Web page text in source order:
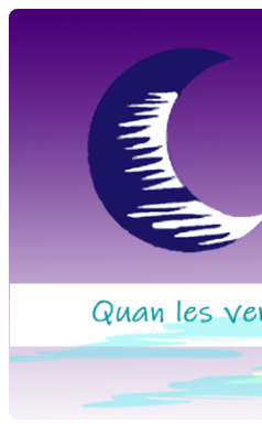
Vés